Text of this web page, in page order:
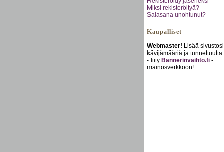
Miksi rekisteröityä?
Salasana unohtunut?
Kaupalliset
Webmaster! Lisää sivustosi
kävijämääriä ja tunnettuutta
- liity Bannerinvaihto.fi -
mainosverkkoon!